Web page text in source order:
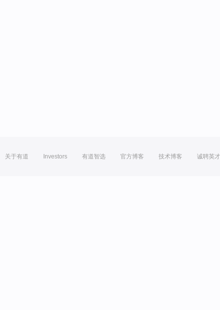
关于有道 Investors 有道智选 官方博客 技术博客 诚聘英才